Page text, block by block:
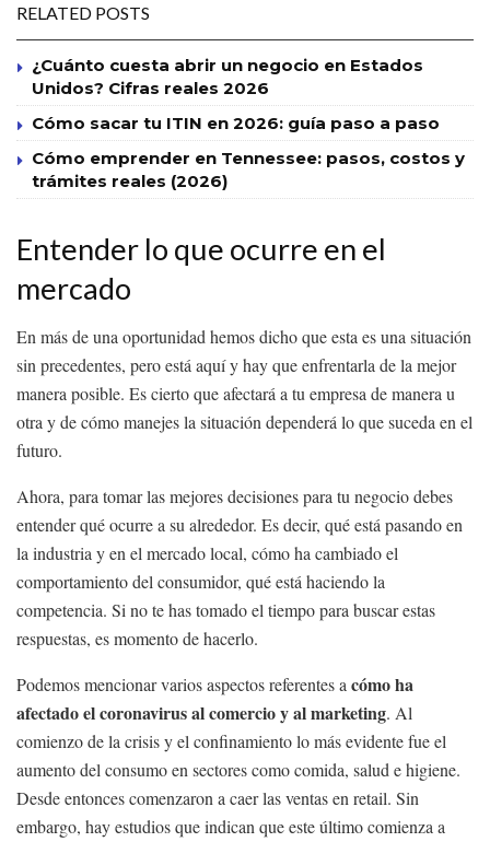
RELATED POSTS
¿Cuánto cuesta abrir un negocio en Estados
Unidos? Cifras reales 2026
Cómo sacar tu ITIN en 2026: guía paso a paso
Cómo emprender en Tennessee: pasos, costos y
trámites reales (2026)
Entender lo que ocurre en el
mercado
En más de una oportunidad hemos dicho que esta es una situación
sin precedentes, pero está aquí y hay que enfrentarla de la mejor
manera posible. Es cierto que afectará a tu empresa de manera u
otra y de cómo manejes la situación dependerá lo que suceda en el
futuro.
Ahora, para tomar las mejores decisiones para tu negocio debes
entender qué ocurre a su alrededor. Es decir, qué está pasando en
la industria y en el mercado local, cómo ha cambiado el
comportamiento del consumidor, qué está haciendo la
competencia. Si no te has tomado el tiempo para buscar estas
respuestas, es momento de hacerlo.
Podemos mencionar varios aspectos referentes acómo ha
afectado el coronavirus al comercio y al marketing. Al
comienzo de la crisis y el confinamiento lo más evidente fue el
aumento del consumo en sectores como comida, salud e higiene.
Desde entonces comenzaron a caer las ventas en retail. Sin
embargo, hay estudios que indican que este último comienza a